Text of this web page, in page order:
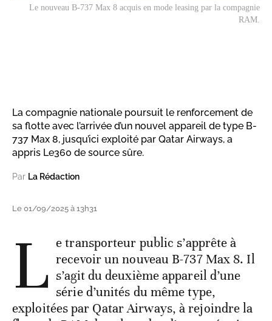
Le nouveau B-737 Max 8 acquis en mode leasing par la compagnie
RAM.
La compagnie nationale poursuit le renforcement de
sa flotte avec l’arrivée d’un nouvel appareil de type B-
737 Max 8, jusqu’ici exploité par Qatar Airways, a
appris Le360 de source sûre.
Par La Rédaction
Le 01/09/2025 à 13h31
L e transporteur public s’apprête à
recevoir un nouveau B-737 Max 8. Il
s’agit du deuxième appareil d’une
série d’unités du même type,
exploitées par Qatar Airways, à rejoindre la